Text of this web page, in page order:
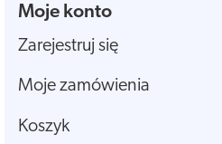
Moje konto
Zarejestruj się
Moje zamówienia
Koszyk